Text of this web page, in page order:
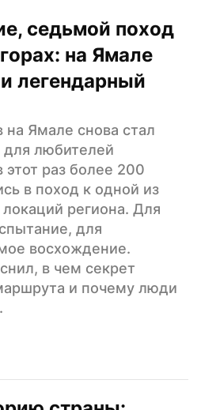
седьмой поход
на Ямале
легендарный
Ямале снова стал
для любителей
этот раз более 200
в поход к одной из
региона. Для
для
восхождение.
в чем секрет
и почему люди